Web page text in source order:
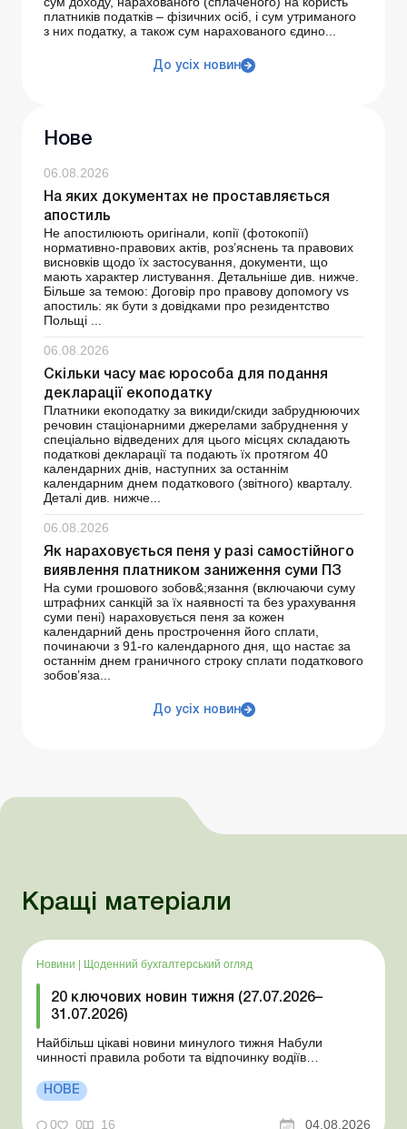
платників податків – фізичних осіб, і сум утриманого
з них податку, а також сум нарахованого єдино...
До усіх новин
Нове
06.08.2026
На яких документах не проставляється
апостиль
Не апостилюють оригінали, копії (фотокопії)
нормативно-правових актів, роз’яснень та правових
висновків щодо їх застосування, документи, що
мають характер листування. Детальніше див. нижче.
Більше за темою: Договір про правову допомогу vs
апостиль: як бути з довідками про резидентство
Польщі ...
06.08.2026
Скільки часу має юрособа для подання
декларації екоподатку
Платники екоподатку за викиди/скиди забруднюючих
речовин стаціонарними джерелами забруднення у
спеціально відведених для цього місцях складають
податкові декларації та подають їх протягом 40
календарних днів, наступних за останнім
календарним днем ​​податкового (звітного) кварталу.
Деталі див. нижче...
06.08.2026
Як нараховується пеня у разі самостійного
виявлення платником заниження суми ПЗ
На суми грошового зобов&;язання (включаючи суму
штрафних санкцій за їх наявності та без урахування
суми пені) нараховується пеня за кожен
календарний день прострочення його сплати,
починаючи з 91-го календарного дня, що настає за
останнім днем граничного строку сплати податкового
зобов’яза...
До усіх новин
Кращі матеріали
Новини | Щоденний бухгалтерський огляд
20 ключових новин тижня (27.07.2026–
31.07.2026)
Найбільш цікаві новини минулого тижня Набули
чинності правила роботи та відпочинку водіїв
стан Для сільгосппідприємств і ФОП запроваджено нові
одноразові статистичні форми З 2 серпня змінюється
порядок зарахування окремих періодів роботи до стр...
НОВЕ
0 0 16 04.08.2026